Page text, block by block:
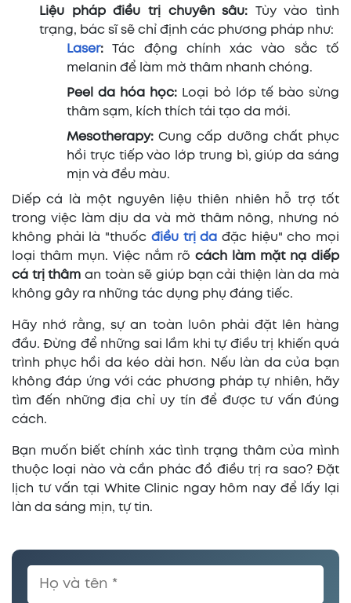
Liệu pháp điều trị chuyên sâu: Tùy vào tình
trạng, bác sĩ sẽ chỉ định các phương pháp như:
Laser:Tác động chính xác vào sắc tố
melanin để làm mờ thâm nhanh chóng.
Peel da hóa học: Loại bỏ lớp tế bào sừng
thâm sạm, kích thích tái tạo da mới.
Mesotherapy:Cung cấp dưỡng chất phục
hồi trực tiếp vào lớp trung bì, giúp da sáng
mịn và đều màu.
Diếp cá là một nguyên liệu thiên nhiên hỗ trợ tốt
trong việc làm dịu da và mờ thâm nông, nhưng nó
không phải là "thuốc điều trị da đặc hiệu" cho mọi
loại thâm mụn. Việc nắm rõcách làm mặt nạ diếp
cá trị thâm an toàn sẽ giúp bạn cải thiện làn da mà
không gây ra những tác dụng phụ đáng tiếc.
Hãy nhớ rằng, sự an toàn luôn phải đặt lên hàng
đầu. Đừng để những sai lầm khi tự điều trị khiến quá
trình phục hồi da kéo dài hơn. Nếu làn da của bạn
không đáp ứng với các phương pháp tự nhiên, hãy
tìm đến những địa chỉ uy tín để được tư vấn đúng
cách.
Bạn muốn biết chính xác tình trạng thâm của mình
thuộc loại nào và cần phác đồ điều trị ra sao? Đặt
lịch tư vấn tại White Clinic ngay hôm nay để lấy lại
làn da sáng mịn, tự tin.